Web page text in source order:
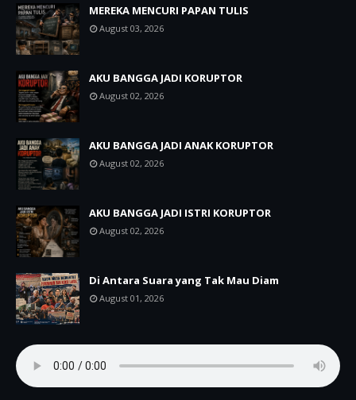
MEREKA MENCURI PAPAN TULIS
August 03, 2026
AKU BANGGA JADI KORUPTOR
August 02, 2026
AKU BANGGA JADI ANAK KORUPTOR
August 02, 2026
AKU BANGGA JADI ISTRI KORUPTOR
August 02, 2026
Di Antara Suara yang Tak Mau Diam
August 01, 2026